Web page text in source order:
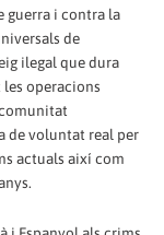
guerra i contra la
de
ilegal que dura
les operacions
de voluntat real per
actuals així com